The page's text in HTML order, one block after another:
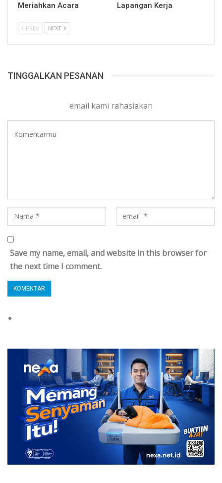
Meriahkan Acara
Lapangan Kerja
PREV NEXT
TINGGALKAN PESANAN
email kami rahasiakan
Save my name, email, and website in this browser for
the next time I comment.